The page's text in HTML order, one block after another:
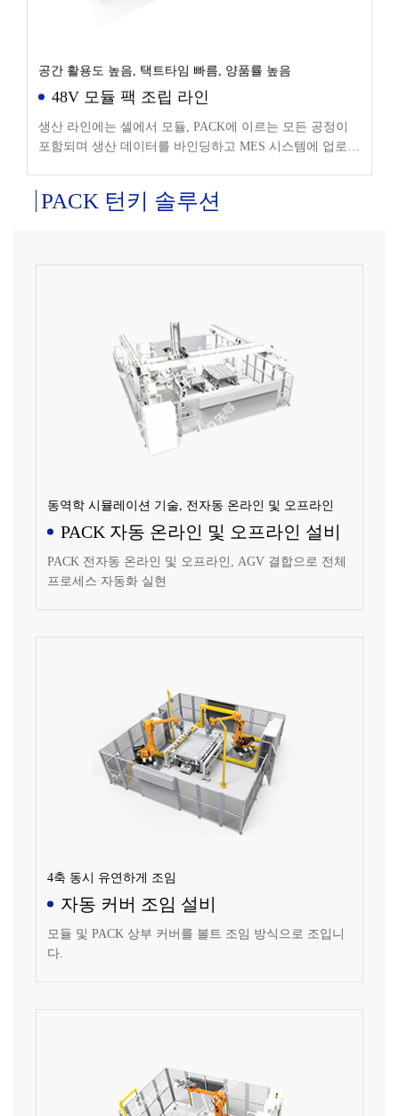
공간 활용도 높음, 택트타임 빠름, 양품률 높음
48V 모듈 팩 조립 라인
생산 라인에는 셀에서 모듈, PACK에 이르는 모든 공정이
포함되며 생산 데이터를 바인딩하고 MES 시스템에 업로드
PACK 턴키 솔루션
동역학 시뮬레이션 기술, 전자동 온라인 및 오프라인
PACK 자동 온라인 및 오프라인 설비
PACK 전자동 온라인 및 오프라인, AGV 결합으로 전체
프로세스 자동화 실현
4축 동시 유연하게 조임
자동 커버 조임 설비
모듈 및 PACK 상부 커버를 볼트 조임 방식으로 조입니
다.